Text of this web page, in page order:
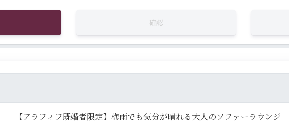
確認
【アラフィフ既婚者限定】梅雨でも気分が晴れる大人のソファーラウンジ